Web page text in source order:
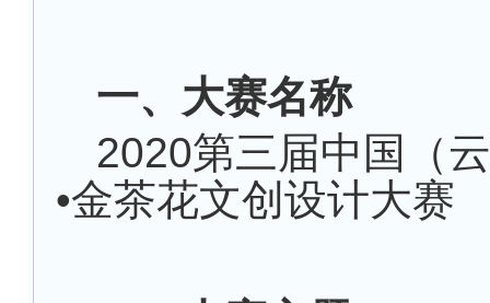
一、大赛名称
2020第三届中国（
•金茶花文创设计大赛